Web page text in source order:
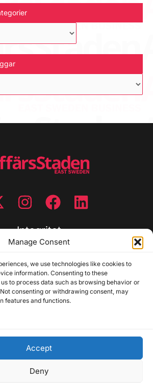
Manage Consent
we use technologies like cookies to
information. Consenting to these
to process data such as browsing behavior or
consenting or withdrawing consent, may
features and functions.
Accept
Deny
Integritet
Cookiepolicy
Disclaimer
Redaktionell policy
Utgivarinformation
info@affarsstaden.se | Tipsa
annons@affarsstaden.se